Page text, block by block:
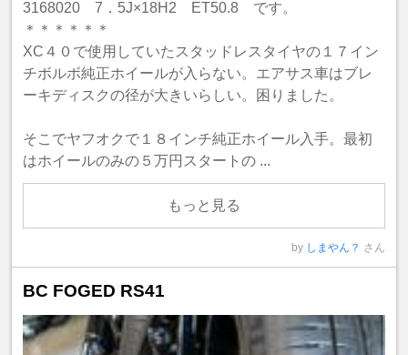
3168020 7．5J×18H2 ET50.8 です。
＊＊＊＊＊＊
XC４０で使用していたスタッドレスタイヤの１７イン
チボルボ純正ホイールが入らない。エアサス車はブレ
ーキディスクの径が大きいらしい。困りました。
そこでヤフオクで１８インチ純正ホイール入手。最初
はホイールのみの５万円スタートの ...
もっと見る
by しまやん？ さん
BC FOGED RS41